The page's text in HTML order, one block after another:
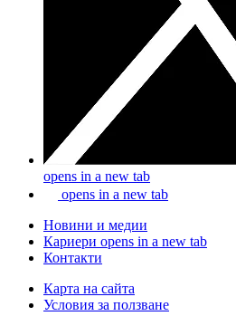
opens in a new tab
opens in a new tab
Новини и медии
Кариери opens in a new tab
Контакти
Карта на сайта
Условия за ползване